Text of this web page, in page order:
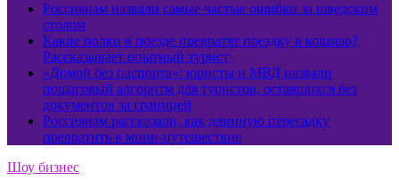
Россиянам назвали самые частые ошибки за шведским
столом
Какие полки в поезде превратят поездку в кошмар?
Рассказывает опытный турист
«Домой без паспорта»: юристы и МВД назвали
пошаговый алгоритм для туристов, оставшихся без
документов за границей
Россиянам рассказали, как длинную пересадку
превратить в мини-путешествие
Шоу бизнес